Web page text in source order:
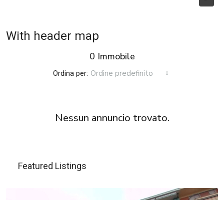
With header map
0 Immobile
Ordina per: Ordine predefinito
Nessun annuncio trovato.
Featured Listings